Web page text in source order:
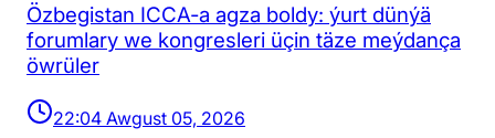
Özbegistan ICCA-a agza boldy: ýurt dünýä
forumlary we kongresleri üçin täze meýdança
öwrüler
22:04 Awgust 05, 2026